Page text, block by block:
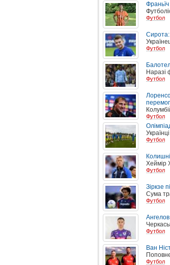
Футбол
Сирота:
Футбол
Наразі
Футбол
Футбол
Футбол
Хеймір
Футбол
Зіркзе
Сума
Футбол
Футбол
Ван
Футбол